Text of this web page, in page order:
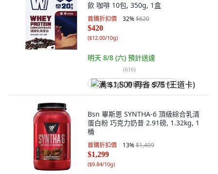
飲 咖啡 10包, 350g, 1盒
首購折扣價 32%$620
$420
($12.00/10g)
明天 8/8 (六) 預計送達
(616)
满 $1,500 再省 $75 (王道卡)
Bsn 畢斯恩 SYNTHA-6 頂級綜合乳清
蛋白粉 巧克力奶昔 2.91磅, 1.32kg, 1
桶
首購折扣價 13%$1,499
$1,299
($9.84/10g)